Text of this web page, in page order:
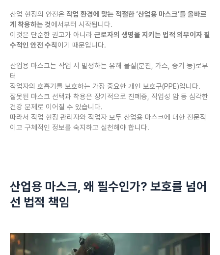
산업 현장의 안전은 작업 환경에 맞는 적절한 ‘산업용 마스크’를 올바르
게 착용하는 것에서부터 시작됩니다.
이것은 단순한 권고가 아니라 근로자의 생명을 지키는 법적 의무이자 필
수적인 안전 수칙이기 때문입니다.
산업용 마스크는 작업 시 발생하는 유해 물질(분진, 가스, 증기 등)로부
터
작업자의 호흡기를 보호하는 가장 중요한 개인 보호구(PPE)입니다.
잘못된 마스크 선택과 착용은 장기적으로 진폐증, 직업성 암 등 심각한
건강 문제로 이어질 수 있습니다.
따라서 작업 현장 관리자와 작업자 모두 산업용 마스크에 대한 전문적
이고 구체적인 정보를 숙지하고 실천해야 합니다.
산업용 마스크, 왜 필수인가? 보호를 넘어
선 법적 책임